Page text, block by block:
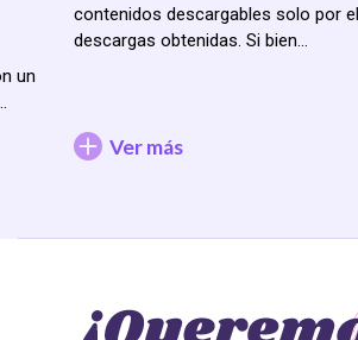
un
contenidos descargables solo por
descargas obtenidas. Si bien…
Ver más